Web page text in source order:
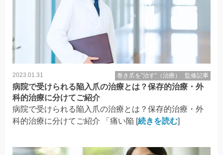
2023.01.31 巻き爪を”治す”（治療） 監修記事
病院で受けられる陥入爪の治療とは？保存的治療・外
科的治療に分けてご紹介
病院で受けられる陥入爪の治療とは？保存的治療・外
科的治療に分けてご紹介 「痛い陥 [続きを読む]